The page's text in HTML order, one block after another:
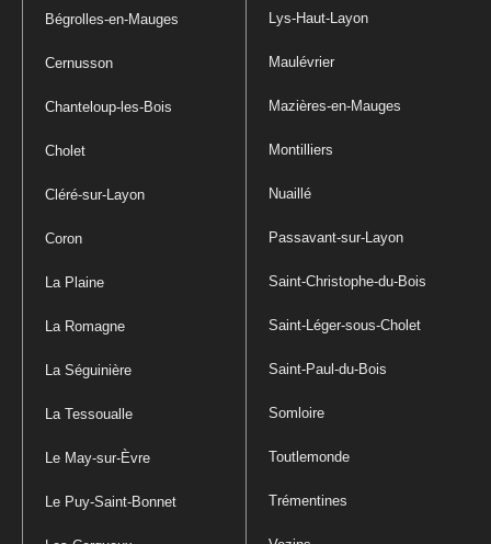
Bégrolles-en-Mauges
Cernusson
Chanteloup-les-Bois
Cholet
Cléré-sur-Layon
Coron
La Plaine
La Romagne
La Séguinière
La Tessoualle
Le May-sur-Èvre
Le Puy-Saint-Bonnet
Lys-Haut-Layon
Maulévrier
Mazières-en-Mauges
Montilliers
Nuaillé
Passavant-sur-Layon
Saint-Christophe-du-Bois
Saint-Léger-sous-Cholet
Saint-Paul-du-Bois
Somloire
Toutlemonde
Trémentines